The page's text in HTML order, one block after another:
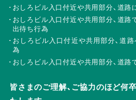
おしろビル入口付近や共用部分、道路
おしろビル入口付近や共用部分、道路
出待ち行為
おしろビル入口付近や共用部分、道
為
おしろビル入口付近や共用部分、道路
皆さまのご理解、ご協力のほど何